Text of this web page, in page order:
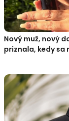
Nový muž, nový
priznala, kedy sa